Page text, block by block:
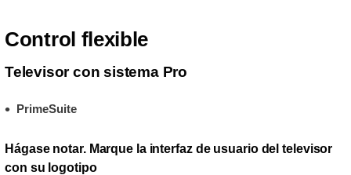
Control flexible
Televisor con sistema Pro
PrimeSuite
Hágase notar. Marque la interfaz de usuario del televisor
con su logotipo